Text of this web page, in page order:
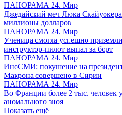
ПАНОРАМА 24. Мир
Джедайский меч Люка Скайуокера
миллионы долларов
ПАНОРАМА 24. Мир
Ученица смогла успешно
инструктор-пилот выпал за борт
ПАНОРАМА 24. Мир
ИноСМИ: покушение на
Макрона совершено в Сирии
ПАНОРАМА 24. Мир
Во Франции более 2 тыс. человек
аномального зноя
Показать ещё